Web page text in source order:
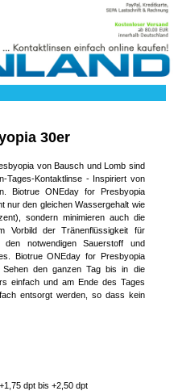
30er
von Bausch und Lomb sind
Tages-Kontaktlinse - Inspiriert von
Biotrue ONEday for Presbyopia
nur den gleichen Wassergehalt wie
sondern minimieren auch die
Vorbild der Tränenflüssigkeit für
notwendigen Sauerstoff und
Biotrue ONEday for Presbyopia
Sehen den ganzen Tag bis in die
einfach und am Ende des Tages
entsorgt werden, so dass kein
dpt bis +2,50 dpt